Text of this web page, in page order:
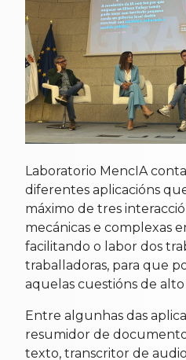
Laboratorio MencIA
diferentes aplicacións
máximo de tres
mecánicas e complexas
facilitando o labor dos
traballadoras, para que
aquelas cuestións de alto
Entre algunhas das
resumidor de
texto, transcritor de